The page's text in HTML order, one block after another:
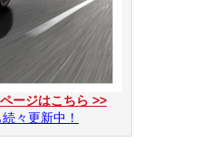
ージはこちら >>
々更新中！